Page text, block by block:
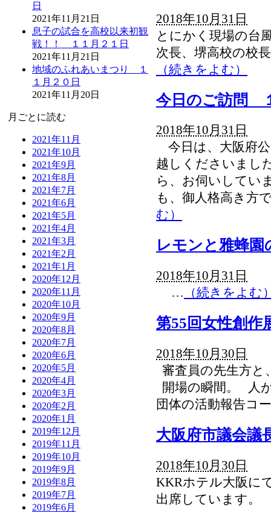
日
2021年11月21日
息子の試合を高校以来初観
戦！！ １１月２１日
2021年11月21日
地域のふれあいまつり １
１月２０日
2021年11月20日
月ごとに読む
2021年11月
2021年10月
2021年9月
2021年8月
2021年7月
2021年6月
2021年5月
2021年4月
2021年3月
2021年2月
2021年1月
2020年12月
2020年11月
2020年10月
2020年9月
2020年8月
2020年7月
2020年6月
2020年5月
2020年4月
2020年3月
2020年2月
2020年1月
2019年12月
2019年11月
2019年10月
2019年9月
2019年8月
2019年7月
2019年6月
2018年10月31日
とにかく現場の台
次長、堺高校の
（続きをよむ）
今日のご訪問
2018年10月31日
今日は、大阪府
越しくださいまし
ら、お伺いしてい
も、御人格高き方
む）
レモンと雅蜂
2018年10月31日
… （続きをよむ
第55回女性創
2018年10月30日
審査員の先生方
開場の瞬間。 人
団体の活動報告コ
大阪府市議会
2018年10月30日
KKRホテル大阪に
出席していま